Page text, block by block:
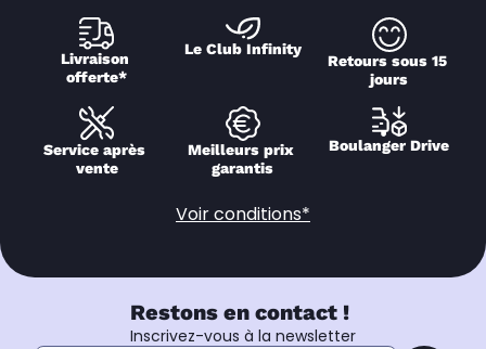
Livraison
offerte*
Le Club Infinity
Retours sous 15
jours
Service après
vente
Meilleurs prix
garantis
Boulanger Drive
Voir conditions*
Restons en contact !
Inscrivez-vous à la newsletter